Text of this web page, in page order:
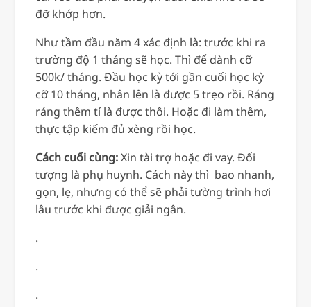
đỡ khớp hơn.
Như tầm đầu năm 4 xác định là: trước khi ra
trường độ 1 tháng sẽ học. Thì để dành cỡ
500k/ tháng. Đầu học kỳ tới gần cuối học kỳ
cỡ 10 tháng, nhân lên là được 5 trẹo rồi. Ráng
ráng thêm tí là được thôi. Hoặc đi làm thêm,
thực tập kiếm đủ xèng rồi học.
Cách cuối cùng:Xin tài trợ hoặc đi vay. Đối
tượng là phụ huynh. Cách này thì bao nhanh,
gọn, lẹ, nhưng có thể sẽ phải tường trình hơi
lâu trước khi được giải ngân.
.
.
.